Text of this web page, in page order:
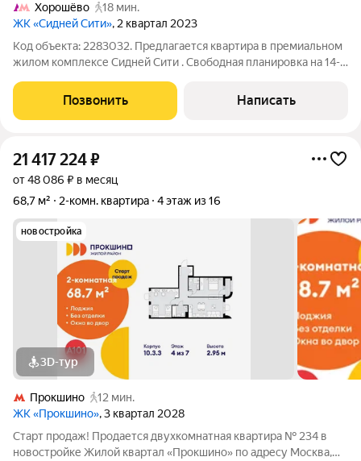
Хорошёво
18 мин.
ЖК «Сидней Сити», 2 квартал 2023
Код объекта: 2283032. Предлагается квартира в премиальном
жилом комплексе Сидней Сити . Свободная планировка на 14-м
набережной отличная база для стильной квартиры с
ощущением воздуха и света:
Позвонить Написать
21 417 224₽
от 48 086 ₽ в месяц
68,7 м²
2-комн. квартира 4 этаж из 16
новостройка
3D-тур
Прокшино
12 мин.
ЖК «Прокшино», 3 квартал 2028
Старт продаж! Продается двухкомнатная квартира № 234 в
новостройке Жилой квартал «Прокшино» по адресу Москва,